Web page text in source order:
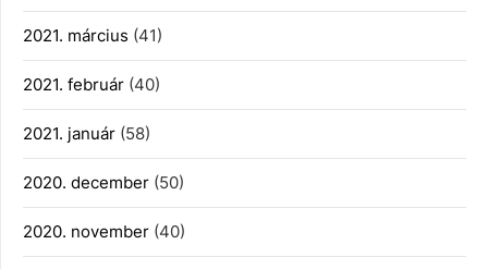
2021. március (41)
2021. február (40)
2021. január (58)
2020. december (50)
2020. november (40)